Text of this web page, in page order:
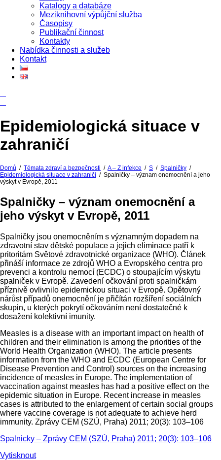
Katalogy a databáze
Meziknihovní výpůjční služba
Časopisy
Publikační činnost
Kontakty
Nabídka činnosti a služeb
Kontakt
Epidemiologická situace v
zahraničí
Domů / Témata zdraví a bezpečnosti / A – Z infekce / S / Spalničky /
Epidemiologická situace v zahraničí / Spalničky – význam onemocnění a jeho
výskyt v Evropě, 2011
Spalničky – význam onemocnění a
jeho výskyt v Evropě, 2011
Spalničky jsou onemocněním s významným dopadem na
zdravotní stav dětské populace a jejich eliminace patří k
pritoritám Světové zdravotnické organizace (WHO). Článek
přináší informace ze zdrojů WHO a Evropského centra pro
prevenci a kontrolu nemocí (ECDC) o stoupajícím výskytu
spalniček v Evropě. Zavedení očkování proti spalničkám
příznivě ovlivnilo epidemickou situaci v Evropě. Opětovný
nárůst případů onemocnění je přičítán rozšíření sociálních
skupin, u kterých pokrytí očkováním není dostatečné k
dosažení kolektivní imunity.
Measles is a disease with an important impact on health of
children and their elimination is among the priorities of the
World Health Organization (WHO). The article presents
information from the WHO and ECDC (European Centre for
Disease Prevention and Control) sources on the increasing
incidence of measles in Europe. The implementation of
vaccination against measles has had a positive effect on the
epidemic situation in Europe. Recent increase in measles
cases is attributed to the enlargement of certain social groups
where vaccine coverage is not adequate to achieve herd
immunity. Zprávy CEM (SZÚ, Praha) 2011; 20(3): 103–106
Spalnicky – Zprávy CEM (SZÚ, Praha) 2011; 20(3): 103–106
Vytisknout